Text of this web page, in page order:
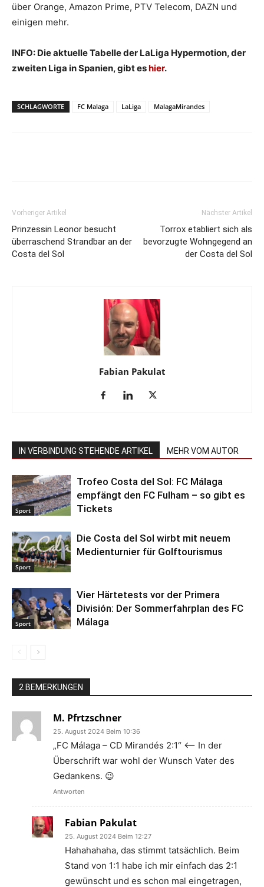
über Orange, Amazon Prime, PTV Telecom, DAZN und
einigen mehr.
INFO: Die aktuelle Tabelle der LaLiga Hypermotion, der
zweiten Liga in Spanien, gibt eshier.
SCHLAGWORTE FC Malaga LaLiga MalagaMirandes
Vorheriger Artikel
Prinzessin Leonor besucht
überraschend Strandbar an der
Costa del Sol
Nächster Artikel
Torrox etabliert sich als
bevorzugte Wohngegend an
der Costa del Sol
Fabian Pakulat
IN VERBINDUNG STEHENDE ARTIKEL MEHR VOM AUTOR
Sport
Trofeo Costa del Sol: FC Málaga
empfängt den FC Fulham – so gibt es
Tickets
Sport
Die Costa del Sol wirbt mit neuem
Medienturnier für Golftourismus
Sport
Vier Härtetests vor der Primera
División: Der Sommerfahrplan des FC
Málaga
2 BEMERKUNGEN
M. Pfrtzschner
25. August 2024 Beim 10:36
„FC Málaga – CD Mirandés 2:1“ <– In der
Überschrift war wohl der Wunsch Vater des
Gedankens. 😉
Antworten
Fabian Pakulat
25. August 2024 Beim 12:27
Hahahahaha, das stimmt tatsächlich. Beim
Stand von 1:1 habe ich mir einfach das 2:1
gewünscht und es schon mal eingetragen,